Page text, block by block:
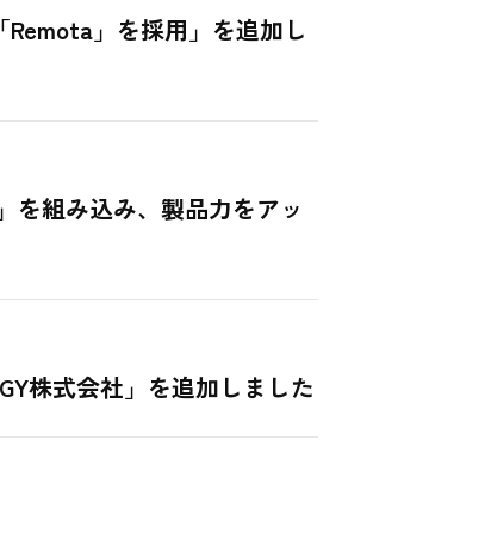
」を採用」を追加し
を組み込み、製品力をアッ
株式会社」を追加しました